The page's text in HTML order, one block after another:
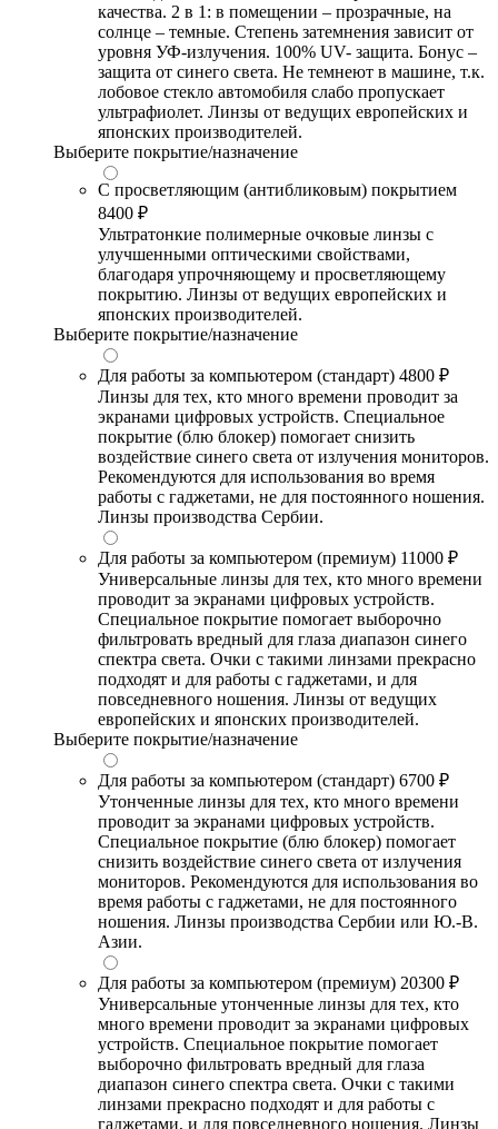
качества. 2 в 1: в помещении – прозрачные, на
солнце – темные. Степень затемнения зависит от
уровня УФ-излучения. 100% UV- защита. Бонус –
защита от синего света. Не темнеют в машине, т.к.
лобовое стекло автомобиля слабо пропускает
ультрафиолет. Линзы от ведущих европейских и
японских производителей.
Выберите покрытие/назначение
С просветляющим (антибликовым) покрытием
8400 ₽
Ультратонкие полимерные очковые линзы с
улучшенными оптическими свойствами,
благодаря упрочняющему и просветляющему
покрытию. Линзы от ведущих европейских и
японских производителей.
Выберите покрытие/назначение
Для работы за компьютером (стандарт) 4800 ₽
Линзы для тех, кто много времени проводит за
экранами цифровых устройств. Специальное
покрытие (блю блокер) помогает снизить
воздействие синего света от излучения мониторов.
Рекомендуются для использования во время
работы с гаджетами, не для постоянного ношения.
Линзы производства Сербии.
Для работы за компьютером (премиум) 11000 ₽
Универсальные линзы для тех, кто много времени
проводит за экранами цифровых устройств.
Специальное покрытие помогает выборочно
фильтровать вредный для глаза диапазон синего
спектра света. Очки с такими линзами прекрасно
подходят и для работы с гаджетами, и для
повседневного ношения. Линзы от ведущих
европейских и японских производителей.
Выберите покрытие/назначение
Для работы за компьютером (стандарт) 6700 ₽
Утонченные линзы для тех, кто много времени
проводит за экранами цифровых устройств.
Специальное покрытие (блю блокер) помогает
снизить воздействие синего света от излучения
мониторов. Рекомендуются для использования во
время работы с гаджетами, не для постоянного
ношения. Линзы производства Сербии или Ю.-В.
Азии.
Для работы за компьютером (премиум) 20300 ₽
Универсальные утонченные линзы для тех, кто
много времени проводит за экранами цифровых
устройств. Специальное покрытие помогает
выборочно фильтровать вредный для глаза
диапазон синего спектра света. Очки с такими
линзами прекрасно подходят и для работы с
гаджетами, и для повседневного ношения. Линзы